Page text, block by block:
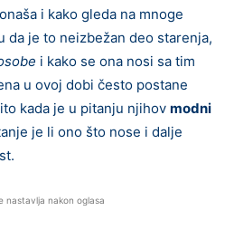
i kako gleda na mnoge
da je to neizbežan deo starenja,
i kako se ona nosi sa tim
u ovoj dobi često postane
kada je u pitanju njihov modni
je li ono što nose i dalje
nastavlja nakon oglasa